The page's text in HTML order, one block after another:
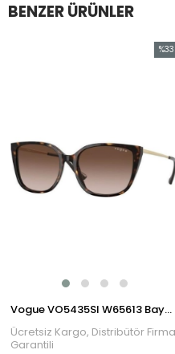
BENZER ÜRÜNLER
Vogue VO5435SI W65613 Bayan Güneş Gözlüğü
Ücretsiz Kargo, Distribütör Firma
Garantili
%33